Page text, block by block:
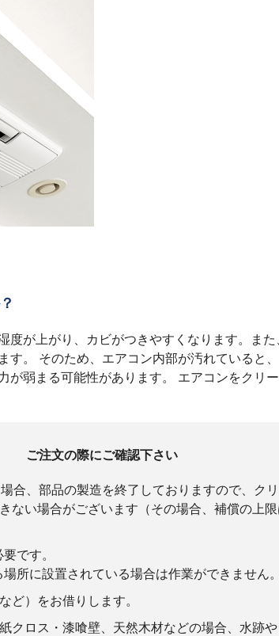
度が上がり、カビがつきやすくなります。ま
す。 そのため、エアコン内部が汚れていると
が弱まる可能性があります。 エアコンをクリ
ご注文の際にご確認下さい
合、部品の製造を終了しておりますので、ク
ない場合がございます（その場合、補償の上
です。
所に設置されている場合は作業ができません。
ど）をお借りします。
クロス・漆喰壁、天然木材などの場合、水跡や